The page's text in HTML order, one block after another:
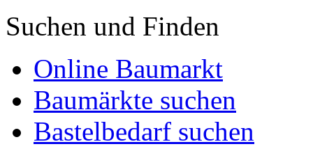
Suchen und Finden
Online Baumarkt
Baumärkte suchen
Bastelbedarf suchen